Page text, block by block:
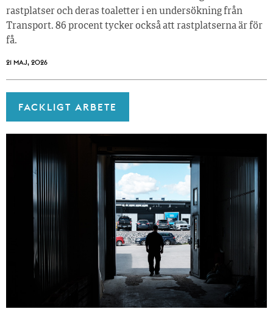
rastplatser och deras toaletter i en undersökning från
Transport. 86 procent tycker också att rastplatserna är för
få.
21 MAJ, 2026
FACKLIGT ARBETE